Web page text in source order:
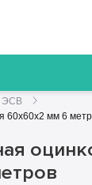
ЭСВ
60х60х2 мм 6